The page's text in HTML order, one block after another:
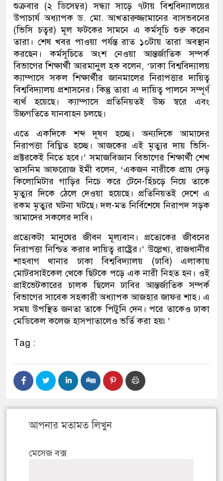
শুক্রবার (২ ডিসেম্বর) সন্ধ্যা সাড়ে ৭টায় বিশ্ববিদ্যালয়ের
উপাচার্য অধ্যাপক ড. মো. আখতারুজ্জামানের বাসভবনের
(ভিসি চত্বর) মূল ফটকের সামনে এ কর্মসূচি শুরু করেন
তারা। শেষ খবর পাওয়া পর্যন্ত রাত ১০টায় তারা অবস্থান
করছেন। কর্মসূচিতে অংশ নেওয়া আন্তর্জাতিক সম্পর্ক
বিভাগের শিক্ষার্থী আরমানুল হক বলেন, ‘ঢাকা বিশ্ববিদ্যালয়
ক্যাম্পাসে সকল শিক্ষার্থীর জানমালের নিরাপত্তার দায়িত্ব
বিশ্ববিদ্যালয় প্রশাসনের। কিন্তু তারা এ দায়িত্ব পালনে সম্পূর্ণ
ব্যর্থ হয়েছে। ক্যাম্পাসে প্রতিনিয়তই উচ্চ স্বরে এবং
উচ্চগতিতে যানবাহন চলছে।
এতে একদিকে শব্দ দূষণ হচ্ছে। অন্যদিকে আমাদের
নিরাপত্তা বিঘ্নিত হচ্ছে। আজকের এই মৃত্যুর দায় ভিসি-
প্রক্টরকেই নিতে হবে।’ সমাজবিজ্ঞান বিভাগের শিক্ষার্থী শেখ
তাসনিম আফরোজ ইমী বলেন, ‘একজন নারীকে প্রায় দেড়
কিলোমিটার গাড়ির নিচে করে টেনে-হিঁচড়ে নিয়ে তাকে
মৃত্যুর দিকে ঠেলে দেওয়া হয়েছে। প্রতিনিয়তই দেশে এ
রকম মৃত্যুর ঘটনা ঘটছে। দল-মত নির্বিশেষে নিরাপদ সড়ক
আমাদের সকলের দাবি।
প্রত্যেকটা মানুষের জীবন মূল্যবান। প্রত্যেকের জীবনের
নিরাপত্তা নিশ্চিত করার দায়িত্ব রাষ্ট্রের।’ উল্লেখ্য, রাজধানীর
শাহবাগ থানার ঢাকা বিশ্ববিদ্যালয় (ঢাবি) এলাকায়
মোটরসাইকেল থেকে ছিটকে পড়ে এক নারী নিহত হন। ওই
প্রাইভেটকারের চালক ছিলেন ঢাবির আন্তর্জাতিক সম্পর্ক
বিভাগের সাবেক সহকারী অধ্যাপক আজহার জাফর শাহ। এ
সময় উপস্থিত জনতা তাকে পিটুনি দেন। পরে তাকেও ঢাকা
মেডিকেল কলেজ হাসপাতালেও ভর্তি করা হয়৷’
Tag :
আপনার মতামত লিখুন
মেসেজ বক্স